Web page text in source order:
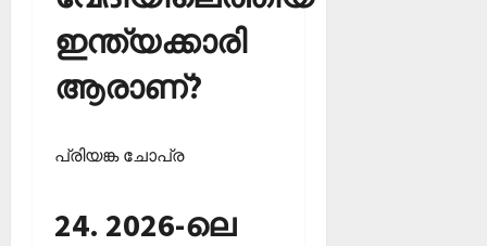
ഇന്ത്യക്കാരി
ആരാണ്?
പ്രിയങ്ക ചോപ്ര
24. 2026-ലെ